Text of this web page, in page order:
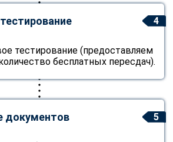
4
тестирование (предоставляем
бесплатных пересдач).
5
документов